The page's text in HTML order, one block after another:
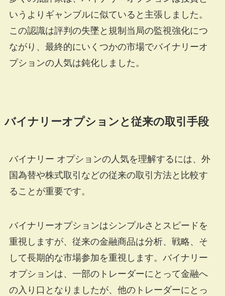
いうよりギャンブルに似ていると主張しました。
この認識は評判の失墜と規制当局の監視強化につ
ながり、最終的にいくつかの市場でバイナリーオ
プションの人気は鈍化しました。
バイナリーオプションと従来の取引手段
バイナリー オプションの人気を理解するには、外
国為替や株式取引などの従来の取引方法と比較す
ることが重要です。
バイナリーオプションはシンプルさとスピードを
重視しますが、従来の金融商品は分析、戦略、そ
して長期的な市場参加を重視します。バイナリー
オプションは、一部のトレーダーにとって金融へ
の入り口となりましたが、他のトレーダーにとっ